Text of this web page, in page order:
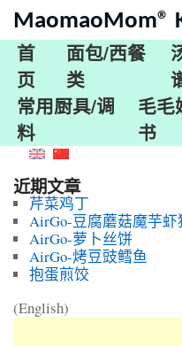
MaomaoMom®
首
页
面包/西餐
类
常用厨具/调
料
毛毛
书
近期文章
芹菜鸡丁
AirGo-豆腐蘑菇魔芋
AirGo-萝卜丝饼
AirGo-烤豆豉鳕鱼
抱蛋煎饺
(English)